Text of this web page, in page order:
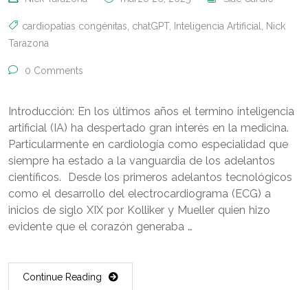
cardiopatías congénitas, chatGPT, Inteligencia Artificial, Nick
Tarazona
0 Comments
Introducción: En los últimos años el termino inteligencia
artificial (IA) ha despertado gran interés en la medicina.
Particularmente en cardiología como especialidad que
siempre ha estado a la vanguardia de los adelantos
científicos. Desde los primeros adelantos tecnológicos
como el desarrollo del electrocardiograma (ECG) a
inicios de siglo XIX por Kolliker y Mueller quien hizo
evidente que el corazón generaba …
Continue Reading